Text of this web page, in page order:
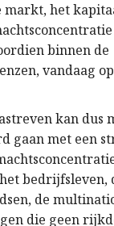
markt, het
binnen de
vandaag op
kan dus
gaan met een
bedrijfsleven,
de
die geen